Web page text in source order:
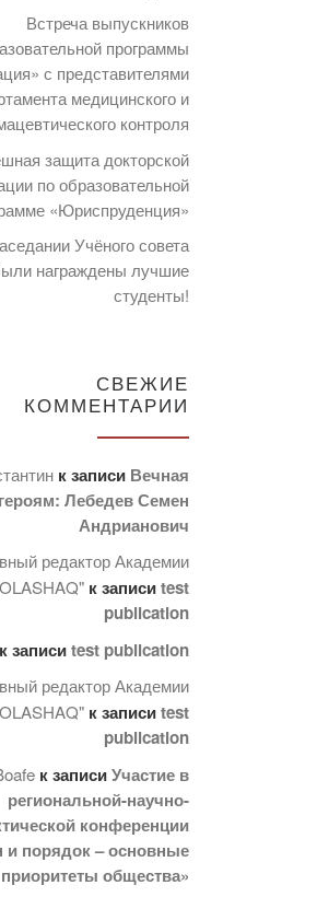
Встреча выпускников
программы
с представителями
медицинского и
контроля
защита докторской
по образовательной
«Юриспруденция»
Учёного совета
награждены лучшие
студенты!
СВЕЖИЕ
КОММЕНТАРИИ
к записи Вечная
Лебедев Семен
Андрианович
редактор Академии
к записиtest
publication
к записиtest publication
редактор Академии
к записиtest
publication
к записиУчастие в
региональной-научно-
конференции
и порядок – основные
приоритеты общества»